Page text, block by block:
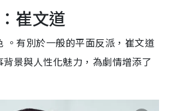
崔文道
。有別於一般的平面反派，崔文道
景與人性化魅力，為劇情增添了